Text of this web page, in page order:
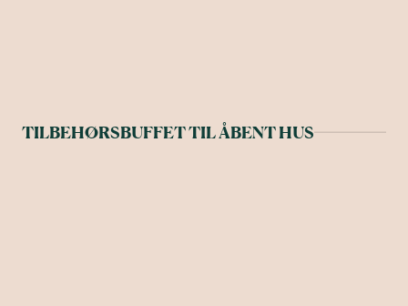
TILBEHØRSBUFFET TIL ÅBENT HUS